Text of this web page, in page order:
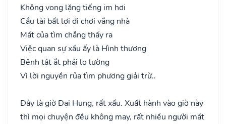
Không vong lặng tiếng im hơi
Cầu tài bất lợi đi chơi vắng nhà
Mất của tìm chẳng thấy ra
Việc quan sự xấu ấy là Hình thương
Bệnh tật ắt phải lo lường
Vì lời nguyền rủa tìm phương giải trừ..
Đây là giờ Đại Hung, rất xấu. Xuất hành vào giờ này
thì mọi chuyện đều không may, rất nhiều người mất